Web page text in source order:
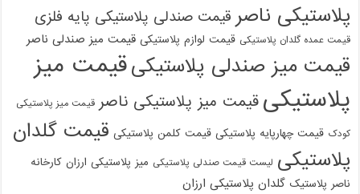
پلاستیکی ناصر قیمت صندلی پلاستیکی پایه فلزی
قیمت عمده گلدان پلاستیکی قیمت لوازم پلاستیکی قیمت میز صندلی ناصر
قیمت میز صندلی پلاستیکیقیمت میز
پلاستیکی قیمت میز پلاستیکی ناصر قیمت میز پلاستیکی
کودک قیمت چهارپایه پلاستیکی قیمت کلمن پلاستیکی قیمت گلدان
پلاستیکی لیست قیمت صندلی پلاستیکی میز پلاستیکی ارزان کارخانه
ناصر پلاستیک گلدان پلاستیکی ارزان